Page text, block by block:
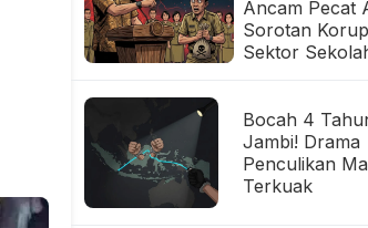
Ancam Pecat
Sorotan
Sektor
Bocah 4
Jambi! Drama
Penculikan
Terkuak